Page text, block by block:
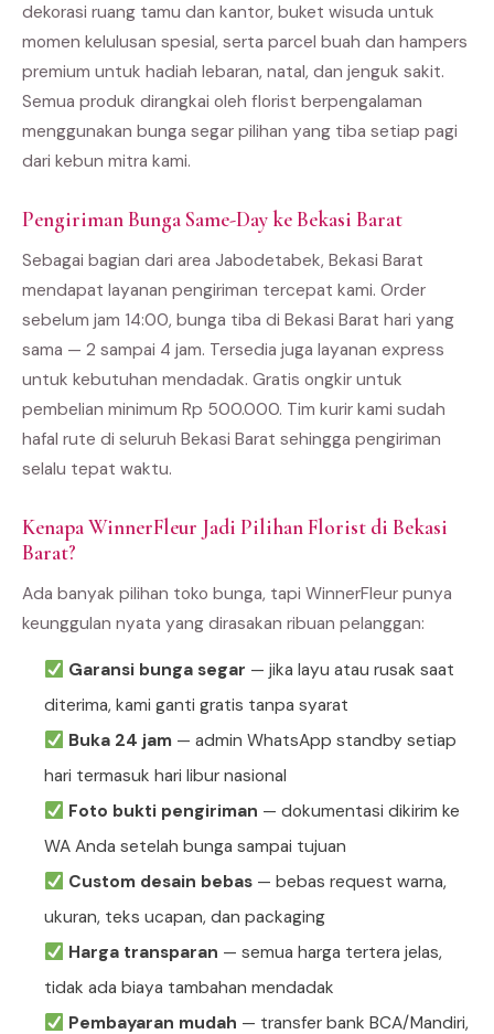
dekorasi ruang tamu dan kantor, buket wisuda untuk
momen kelulusan spesial, serta parcel buah dan hampers
premium untuk hadiah lebaran, natal, dan jenguk sakit.
Semua produk dirangkai oleh florist berpengalaman
menggunakan bunga segar pilihan yang tiba setiap pagi
dari kebun mitra kami.
Pengiriman Bunga Same-Day ke Bekasi Barat
Sebagai bagian dari area Jabodetabek, Bekasi Barat
mendapat layanan pengiriman tercepat kami. Order
sebelum jam 14:00, bunga tiba di Bekasi Barat hari yang
sama — 2 sampai 4 jam. Tersedia juga layanan express
untuk kebutuhan mendadak. Gratis ongkir untuk
pembelian minimum Rp 500.000. Tim kurir kami sudah
hafal rute di seluruh Bekasi Barat sehingga pengiriman
selalu tepat waktu.
Kenapa WinnerFleur Jadi Pilihan Florist di Bekasi
Barat?
Ada banyak pilihan toko bunga, tapi WinnerFleur punya
keunggulan nyata yang dirasakan ribuan pelanggan:
Garansi bunga segar — jika layu atau rusak saat
diterima, kami ganti gratis tanpa syarat
Buka 24 jam— admin WhatsApp standby setiap
hari termasuk hari libur nasional
Foto bukti pengiriman — dokumentasi dikirim ke
WA Anda setelah bunga sampai tujuan
Custom desain bebas— bebas request warna,
ukuran, teks ucapan, dan packaging
Harga transparan — semua harga tertera jelas,
tidak ada biaya tambahan mendadak
Pembayaran mudah — transfer bank BCA/Mandiri,